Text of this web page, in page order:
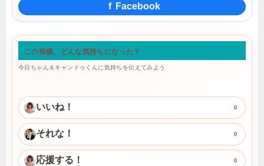
f Facebook
この投稿、どんな気持ちになった？
今日ちゃん＆キャンドゥくんに気持ちを伝えてみよう
いいね！ 0
それな！ 0
応援する！ 0